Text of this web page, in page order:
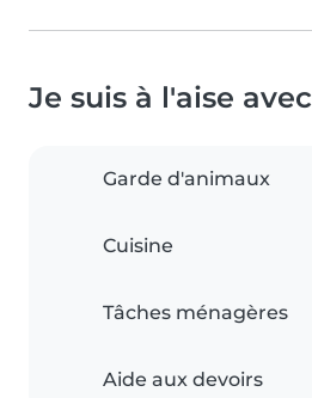
Je suis à l'aise avec
Garde d'animaux
Cuisine
Tâches ménagères
Aide aux devoirs